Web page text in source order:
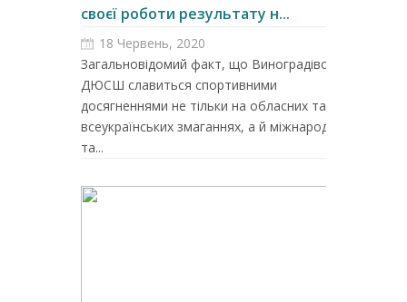
своєї роботи результату н...
18 Червень, 2020
Загальновідомий факт, що Виноградівська
ДЮСШ славиться спортивними
досягненнями не тільки на обласних та
всеукраїнських змаганнях, а й міжнародних
та...